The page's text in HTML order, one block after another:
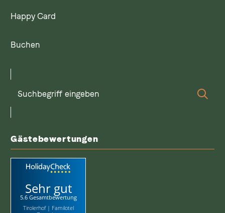
Happy Card
Buchen
Suchbegriff
Gästebewertungen
Sehr gut
5.6 Gesamtbewertung
Tirolerhof | Familotel